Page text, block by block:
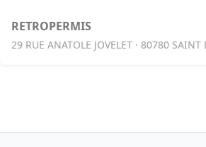
RETROPERMIS
29 RUE ANATOLE JOVELET · 80780 SAINT